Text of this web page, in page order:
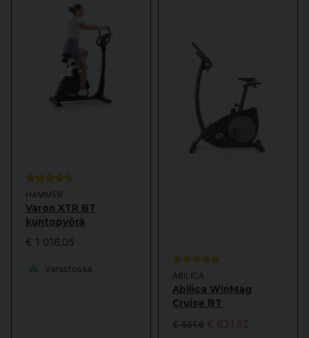
HAMMER
Varon XTR BT
kuntopyörä
€ 1 016,05
Varastossa
ABILICA
Abilica WinMag
Cruise BT
€ 651,6 € 631,52